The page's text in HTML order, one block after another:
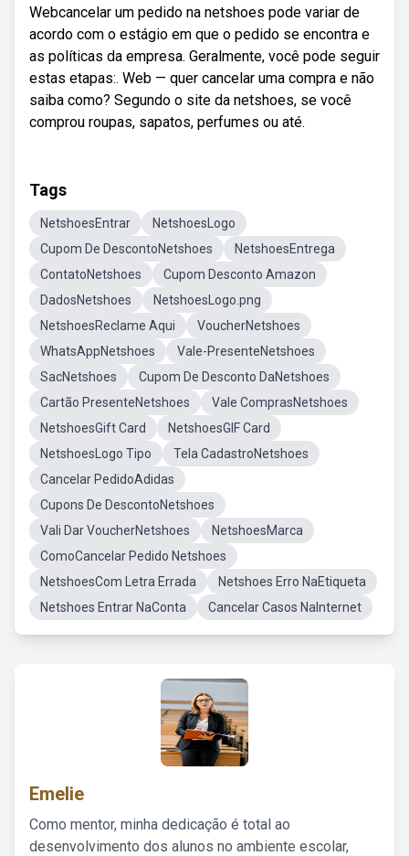
Webcancelar um pedido na netshoes pode variar de
acordo com o estágio em que o pedido se encontra e
as políticas da empresa. Geralmente, você pode seguir
estas etapas:. Web — quer cancelar uma compra e não
saiba como? Segundo o site da netshoes, se você
comprou roupas, sapatos, perfumes ou até.
Tags
NetshoesEntrar
NetshoesLogo
Cupom De DescontoNetshoes
NetshoesEntrega
ContatoNetshoes
Cupom Desconto Amazon
DadosNetshoes
NetshoesLogo.png
NetshoesReclame Aqui
VoucherNetshoes
WhatsAppNetshoes
Vale-PresenteNetshoes
SacNetshoes
Cupom De Desconto DaNetshoes
Cartão PresenteNetshoes
Vale ComprasNetshoes
NetshoesGift Card
NetshoesGIF Card
NetshoesLogo Tipo
Tela CadastroNetshoes
Cancelar PedidoAdidas
Cupons De DescontoNetshoes
Vali Dar VoucherNetshoes
NetshoesMarca
ComoCancelar Pedido Netshoes
NetshoesCom Letra Errada
Netshoes Erro NaEtiqueta
Netshoes Entrar NaConta
Cancelar Casos NaInternet
Emelie
Como mentor, minha dedicação é total ao
desenvolvimento dos alunos no ambiente escolar,